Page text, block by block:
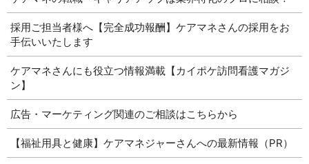
採用ご担当者様へ【完全成功報酬】ケアマネさんの採用をお
手伝いいたします
ケアマネさんにも役立つ情報満載【カイポケ訪問看護マガジ
ン】
広告・マーケティング関連のご相談はこちらから
【福祉用具と健康】ケアマネジャーさんへの最新情報（PR）